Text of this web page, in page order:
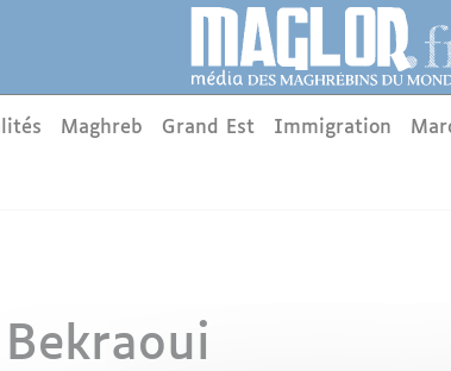
Maghreb Grand Est Immigration
Bekraoui